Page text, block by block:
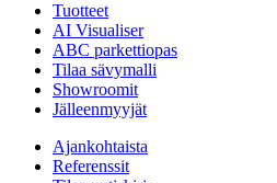
Tuotteet
AI Visualiser
ABC parkettiopas
Tilaa sävymalli
Showroomit
Jälleenmyyjät
Ajankohtaista
Referenssit